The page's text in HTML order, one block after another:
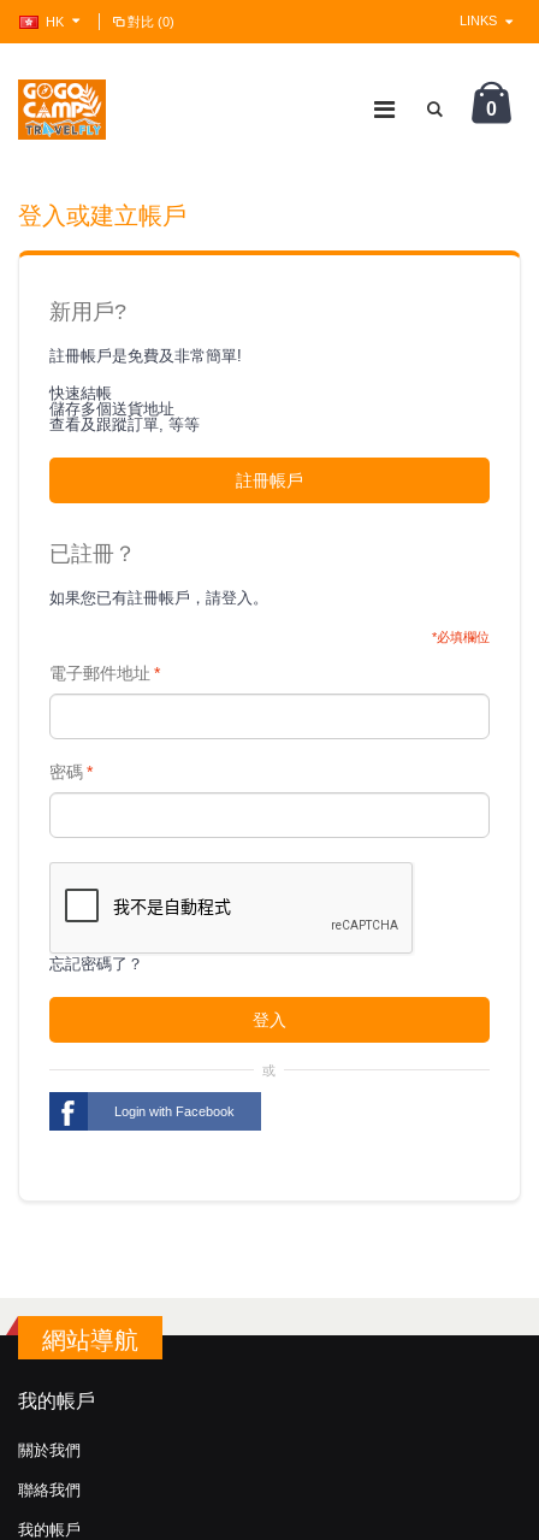
HK 對比 (0) LINKS
0
登入或建立帳戶
新用戶?
註冊帳戶是免費及非常簡單!
快速結帳
儲存多個送貨地址
查看及跟蹤訂單, 等等
註冊帳戶
已註冊？
如果您已有註冊帳戶，請登入。
*必填欄位
*
電子郵件地址
*
密碼
忘記密碼了？
登入
或
Login with Facebook
網站導航
我的帳戶
關於我們
聯絡我們
我的帳戶